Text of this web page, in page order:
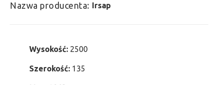
Nazwa producenta: Irsap
Wysokość: 2500
Szerokość: 135